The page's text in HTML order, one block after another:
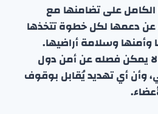
على تضامنها مع
عن دعمها لكل خطوة تتخذها
وأمنها وسلامة أراضيها.
لا يمكن فصله عن أمن دول
وأن أي تهديد يُقابل بوقوف